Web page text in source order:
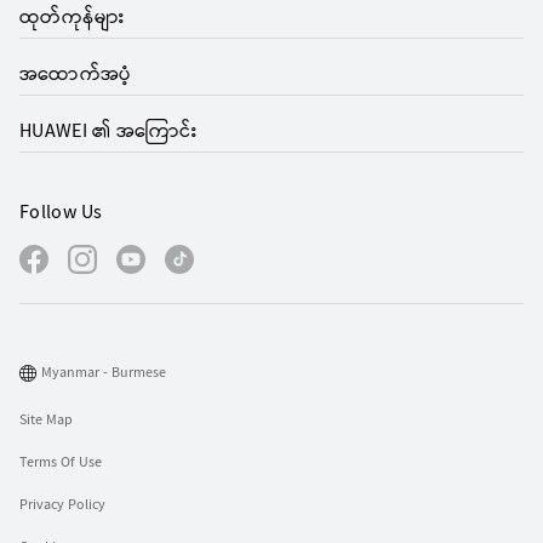
ထုတ်ကုန်များ
အထောက်အပံ့
HUAWEI ၏ အကြောင်း
Follow Us
Site Map
Terms Of Use
Privacy Policy
Myanmar - Burmese